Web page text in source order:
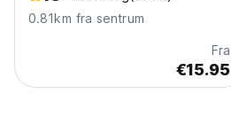
0.81km fra sentrum
Fra
€15.95